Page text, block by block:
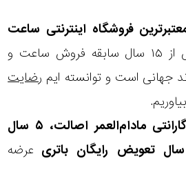
فروشگاه اینترنتی ساعت
با بیش از ۱۵ سال سابقه فروش ساعت و
رضایت
گارانتی مادام‌العمر اصالت، ۵ سال
عرضه